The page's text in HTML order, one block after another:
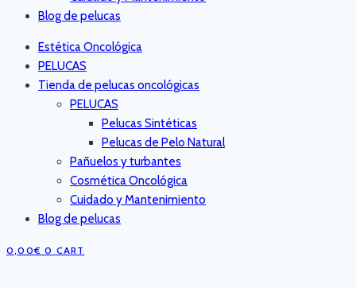
Blog de pelucas
Estética Oncológica
PELUCAS
Tienda de pelucas oncológicas
PELUCAS
Pelucas Sintéticas
Pelucas de Pelo Natural
Pañuelos y turbantes
Cosmética Oncológica
Cuidado y Mantenimiento
Blog de pelucas
0,00€ 0 CART